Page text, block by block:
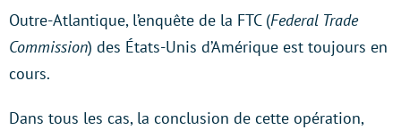
Outre-Atlantique, l’enquête de la FTC (Federal Trade
Commission) des États-Unis d’Amérique est toujours en
cours.
Dans tous les cas, la conclusion de cette opération,